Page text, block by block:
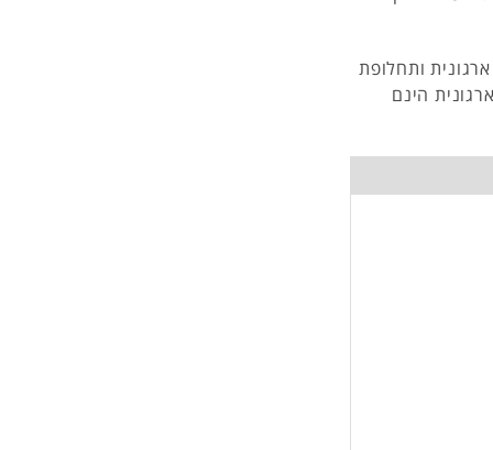
ותחלופת
הינם